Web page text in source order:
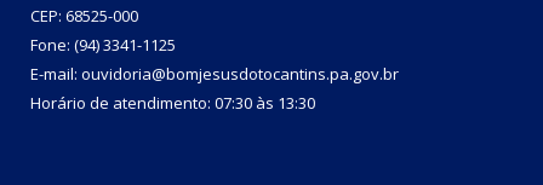
CEP: 68525-000
Fone: (94) 3341-1125
E-mail: ouvidoria@bomjesusdotocantins.pa.gov.br
Horário de atendimento: 07:30 às 13:30